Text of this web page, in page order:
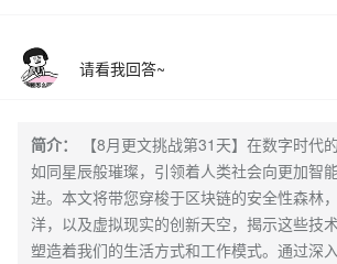
请看我回答~
简介：
【8月更文挑战第31天】在数字时代
如同星辰般璀璨，引领着人类社会向更加智
进。本文将带您穿梭于区块链的安全性森林
洋，以及虚拟现实的创新天空，揭示这些技
塑造着我们的生活方式和工作模式。通过深